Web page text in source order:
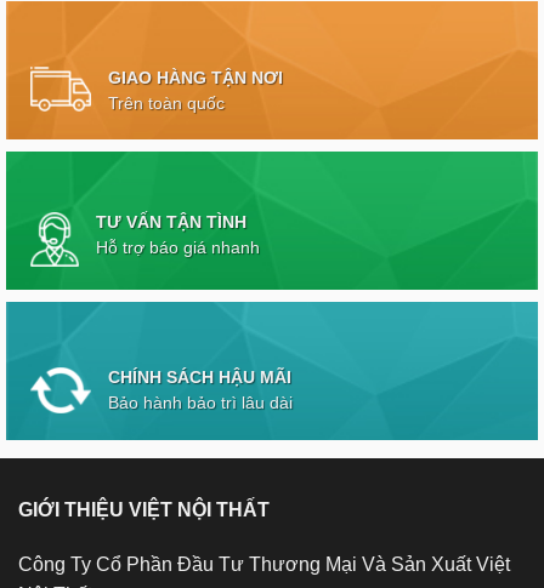
GIAO HÀNG TẬN NƠI
Trên toàn quốc
TƯ VẤN TẬN TÌNH
Hỗ trợ báo giá nhanh
CHÍNH SÁCH HẬU MÃI
Bảo hành bảo trì lâu dài
GIỚI THIỆU VIỆT NỘI THẤT
Công Ty Cổ Phần Đầu Tư Thương Mại Và Sản Xuất Việt